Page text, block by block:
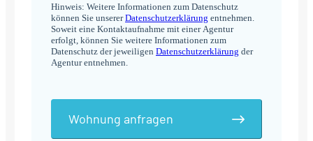
Hinweis: Weitere Informationen zum Datenschutz
können Sie unsererDatenschutzerklärung entnehmen.
Soweit eine Kontaktaufnahme mit einer Agentur
erfolgt, können Sie weitere Informationen zum
Datenschutz der jeweiligen Datenschutzerklärung der
Agentur entnehmen.
Wohnung anfragen